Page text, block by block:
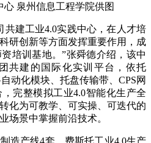
心 泉州信息工程学院供图
建工业4.0实践中心，在人才培
研创新等方面发挥重要作用，成
培训基地。”张舜德介绍，该中
共建的国际化实训平台，依托
动化模块、托盘传输带、CPS网
完整模拟工业4.0智能化生产全
化为可教学、可实操、可迭代的
场景中掌握前沿技术。